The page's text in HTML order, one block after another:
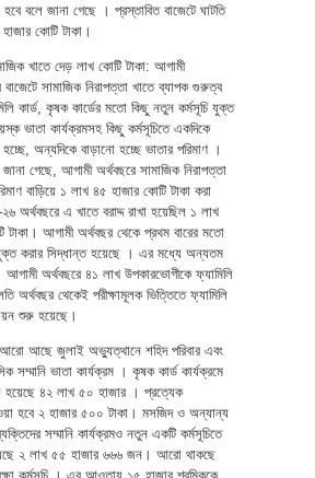
হবে বলে জানা গেছে । প্রস্তাবিত বাজেটে ঘাটতি
কোটি টাকা।
খাতে দেড় লাখ কোটি টাকা: আগামী
সামাজিক নিরাপত্তা খাতে ব্যাপক গুরুত্ব
কার্ড, কৃষক কার্ডের মতো কিছু নতুন কর্মসূচি যুক্ত
ভাতা কার্যক্রমসহ কিছু কর্মসূচিতে একদিকে
অন্যদিকে বাড়ানো হচ্ছে ভাতার পরিমাণ ।
গেছে, আগামী অর্থবছরে সামাজিক নিরাপত্তা
বাড়িয়ে ১ লাখ ৪৫ হাজার কোটি টাকা করা
অর্থবছরে এ খাতে বরাদ্দ রাখা হয়েছিল ১ লাখ
টাকা। আগামী অর্থবছর থেকে প্রথম বারের মতো
করার সিদ্ধান্ত হয়েছে । এর মধ্যে অন্যতম
আগামী অর্থবছরে ৪১ লাখ উপকারভোগীকে ফ্যামিলি
অর্থবছর থেকেই পরীক্ষামূলক ভিত্তিতে ফ্যামিলি
শুরু হয়েছে।
আরো আছে জুলাই অভ্যুত্থানে শহিদ পরিবার এবং
সম্মানি ভাতা কার্যক্রম । কৃষক কার্ড কার্যক্রমে
হয়েছে ৪২ লাখ ৫০ হাজার । প্রত্যেক
হবে ২ হাজার ৫০০ টাকা। মসজিদ ও অন্যান্য
সম্মানি কার্যক্রমও নতুন একটি কর্মসূচিতে
২ লাখ ৫৫ হাজার ৬৬৬ জন। আরো থাকছে